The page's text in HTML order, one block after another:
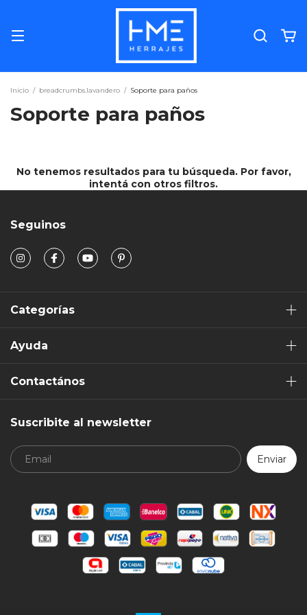
Inicio / breadcrumbs.lavandero / Soporte para paños
Soporte para paños
No tenemos resultados para tu búsqueda. Por favor,
intentá con otros filtros.
Seguinos
Categorías
Ayuda
Contactános
Suscribite al newsletter